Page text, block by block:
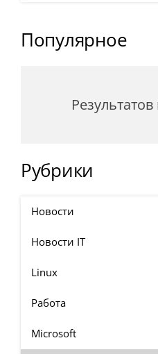
Популярное
Рубрики
Новости
Новости IT
Linux
Работа
Microsoft